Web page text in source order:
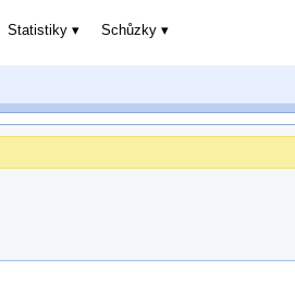
Statistiky Schůzky